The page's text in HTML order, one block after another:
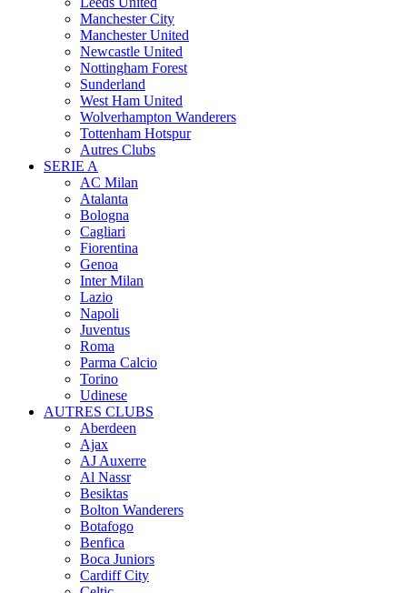
Manchester City
Manchester United
Newcastle United
Nottingham Forest
Sunderland
West Ham United
Wolverhampton Wanderers
Tottenham Hotspur
Autres Clubs
SERIE A
AC Milan
Atalanta
Bologna
Cagliari
Fiorentina
Genoa
Inter Milan
Lazio
Napoli
Juventus
Roma
Parma Calcio
Torino
Udinese
AUTRES CLUBS
Aberdeen
Ajax
AJ Auxerre
Al Nassr
Besiktas
Bolton Wanderers
Botafogo
Benfica
Boca Juniors
Cardiff City